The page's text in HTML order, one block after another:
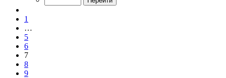
11
1
…
5
6
7
8
9